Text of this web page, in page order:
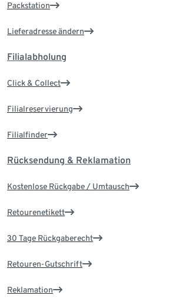
Packstation
Lieferadresse ändern
Filialabholung
Click & Collect
Filialreservierung
Filialfinder
Rücksendung & Reklamation
Kostenlose Rückgabe / Umtausch
Retourenetikett
30 Tage Rückgaberecht
Retouren-Gutschrift
Reklamation